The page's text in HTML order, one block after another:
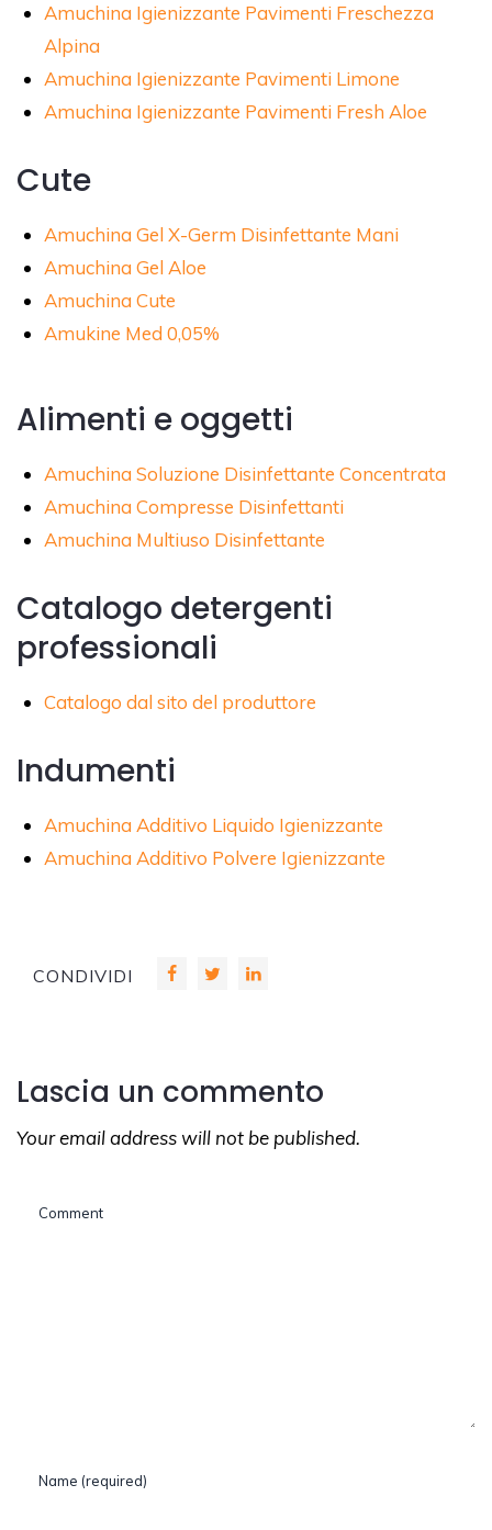
Amuchina Igienizzante Pavimenti Freschezza
Alpina
Amuchina Igienizzante Pavimenti Limone
Amuchina Igienizzante Pavimenti Fresh Aloe
Cute
Amuchina Gel X-Germ Disinfettante Mani
Amuchina Gel Aloe
Amuchina Cute
Amukine Med 0,05%
Alimenti e oggetti
Amuchina Soluzione Disinfettante Concentrata
Amuchina Compresse Disinfettanti
Amuchina Multiuso Disinfettante
Catalogo detergenti
professionali
Catalogo dal sito del produttore
Indumenti
Amuchina Additivo Liquido Igienizzante
Amuchina Additivo Polvere Igienizzante
CONDIVIDI
Lascia un commento
Your email address will not be published.